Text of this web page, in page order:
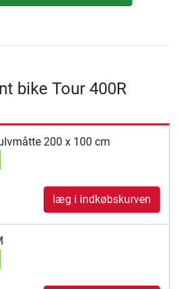
bike Tour 400R
200 x 100 cm
læg i indkøbskurven